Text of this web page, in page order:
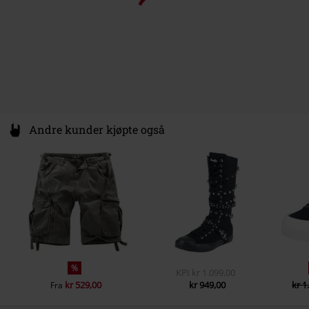
Andre kunder kjøpte også
%
Fra kr 529,00
KPI
kr 1.099,00
kr 949,00
kr